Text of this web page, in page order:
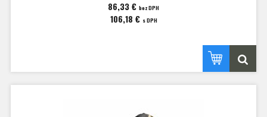
86,33 € bez DPH
106,18 € s DPH